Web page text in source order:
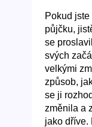
Pokud
půjčku,
se
svých
velkými
způsob,
se ji
změnila a
jako